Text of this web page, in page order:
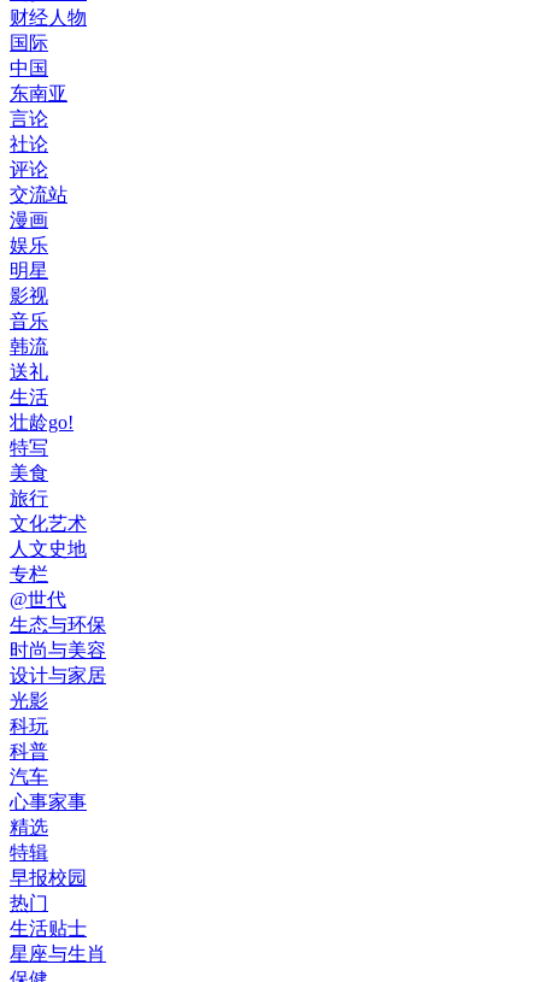
财经人物
国际
中国
东南亚
言论
社论
评论
交流站
漫画
娱乐
明星
影视
音乐
韩流
送礼
生活
壮龄go!
特写
美食
旅行
文化艺术
人文史地
专栏
@世代
生态与环保
时尚与美容
设计与家居
光影
科玩
科普
汽车
心事家事
精选
特辑
早报校园
热门
生活贴士
星座与生肖